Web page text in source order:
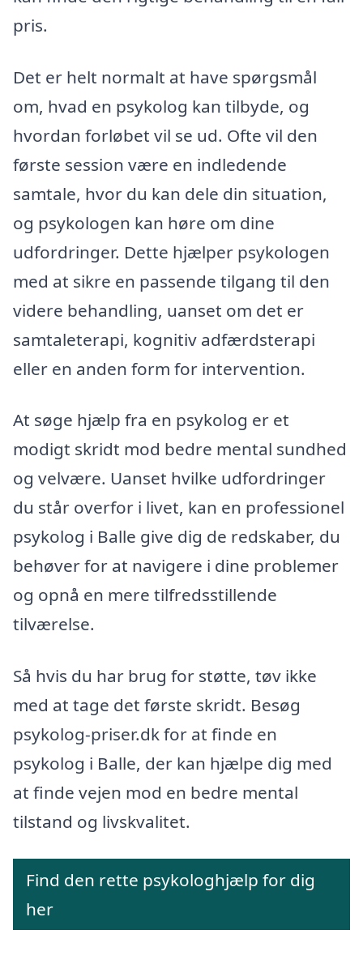
pris.
Det er helt normalt at have spørgsmål
om, hvad en psykolog kan tilbyde, og
hvordan forløbet vil se ud. Ofte vil den
første session være en indledende
samtale, hvor du kan dele din situation,
og psykologen kan høre om dine
udfordringer. Dette hjælper psykologen
med at sikre en passende tilgang til den
videre behandling, uanset om det er
samtaleterapi, kognitiv adfærdsterapi
eller en anden form for intervention.
At søge hjælp fra en psykolog er et
modigt skridt mod bedre mental sundhed
og velvære. Uanset hvilke udfordringer
du står overfor i livet, kan en professionel
psykolog i Balle give dig de redskaber, du
behøver for at navigere i dine problemer
og opnå en mere tilfredsstillende
tilværelse.
Så hvis du har brug for støtte, tøv ikke
med at tage det første skridt. Besøg
psykolog-priser.dk for at finde en
psykolog i Balle, der kan hjælpe dig med
at finde vejen mod en bedre mental
tilstand og livskvalitet.
Find den rette psykologhjælp for dig
her